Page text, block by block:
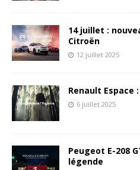
14 juillet :
Citroën
12 juillet 2025
Renault Espace
6 juillet 2025
Peugeot E-208
légende